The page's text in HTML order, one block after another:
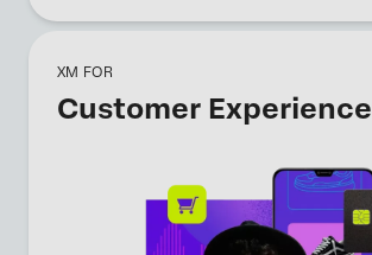
XM FOR
Customer Experience